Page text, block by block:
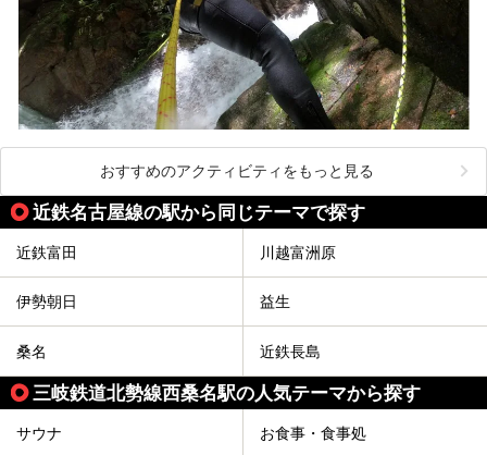
おすすめのアクティビティをもっと見る
近鉄名古屋線の駅から同じテーマで探す
近鉄富田 川越富洲原
伊勢朝日 益生
桑名 近鉄長島
三岐鉄道北勢線西桑名駅の人気テーマから探す
サウナ お食事・食事処